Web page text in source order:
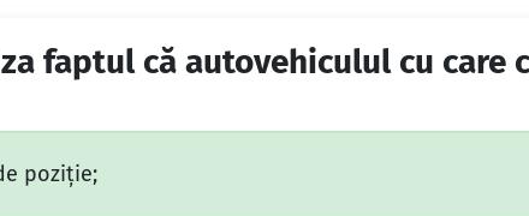
faptul că autovehiculul cu care
poziţie;